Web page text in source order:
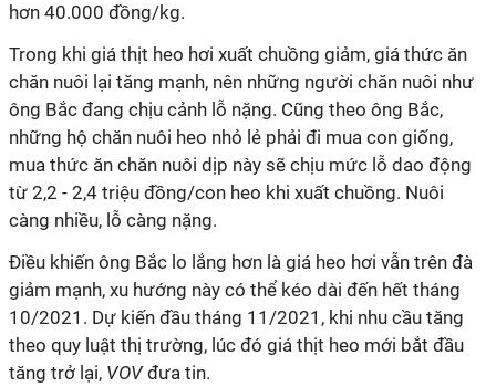
hơn 40.000 đồng/kg.
Trong khi giá thịt heo hơi xuất chuồng giảm, giá thức ăn
chăn nuôi lại tăng mạnh, nên những người chăn nuôi như
ông Bắc đang chịu cảnh lỗ nặng. Cũng theo ông Bắc,
những hộ chăn nuôi heo nhỏ lẻ phải đi mua con giống,
mua thức ăn chăn nuôi dịp này sẽ chịu mức lỗ dao động
từ 2,2 - 2,4 triệu đồng/con heo khi xuất chuồng. Nuôi
càng nhiều, lỗ càng nặng.
Điều khiến ông Bắc lo lắng hơn là giá heo hơi vẫn trên đà
giảm mạnh, xu hướng này có thể kéo dài đến hết tháng
10/2021. Dự kiến đầu tháng 11/2021, khi nhu cầu tăng
theo quy luật thị trường, lúc đó giá thịt heo mới bắt đầu
tăng trở lại, VOVđưa tin.